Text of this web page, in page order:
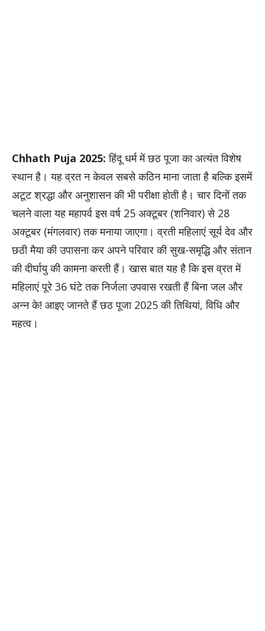
Chhath Puja 2025: हिंदू धर्म में छठ पूजा का अत्यंत विशेष
स्थान है। यह व्रत न केवल सबसे कठिन माना जाता है बल्कि इसमें
अटूट श्रद्धा और अनुशासन की भी परीक्षा होती है। चार दिनों तक
चलने वाला यह महापर्व इस वर्ष 25 अक्टूबर (शनिवार) से 28
अक्टूबर (मंगलवार) तक मनाया जाएगा। व्रती महिलाएं सूर्य देव और
छठी मैया की उपासना कर अपने परिवार की सुख-समृद्धि और संतान
की दीर्घायु की कामना करती हैं। खास बात यह है कि इस व्रत में
महिलाएं पूरे 36 घंटे तक निर्जला उपवास रखती हैं बिना जल और
अन्न के! आइए जानते हैं छठ पूजा 2025 की तिथियां, विधि और
महत्व।